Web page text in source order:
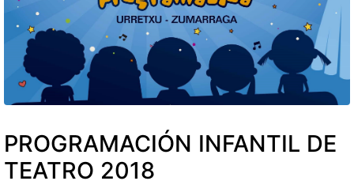
PROGRAMACIÓN INFANTIL DE
TEATRO 2018